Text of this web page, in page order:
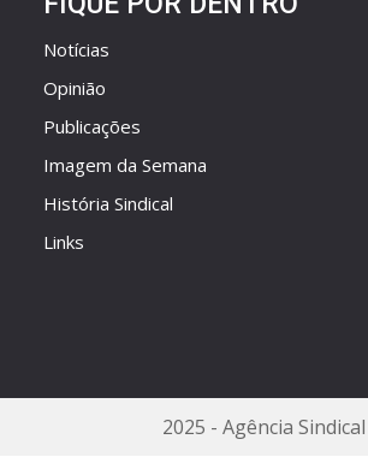
Notícias
Opinião
Publicações
Imagem da Semana
História Sindical
Links
2025 - Agência Sindical